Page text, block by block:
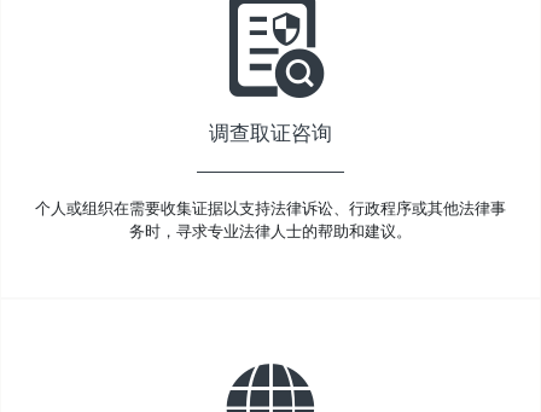
调查取证咨询
个人或组织在需要收集证据以支持法律诉讼、行政程序或其他法律事
务时，寻求专业法律人士的帮助和建议。